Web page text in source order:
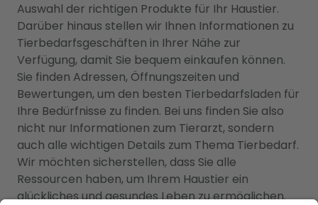
Auswahl der richtigen Produkte für Ihr Haustier.
Darüber hinaus stellen wir Ihnen Informationen zu
Tierbedarfsgeschäften in Ihrer Nähe zur
Verfügung, damit Sie bequem einkaufen können.
Sie finden Adressen, Öffnungszeiten und
Bewertungen, um den besten Tierbedarfsladen für
Ihre Bedürfnisse zu finden. Bei uns finden Sie also
nicht nur Informationen zum Tierarzt, sondern
auch alle wichtigen Details zum Thema Tierbedarf.
Wir möchten sicherstellen, dass Sie alle
Ressourcen haben, um Ihrem Haustier ein
glückliches und gesundes Leben zu ermöglichen.